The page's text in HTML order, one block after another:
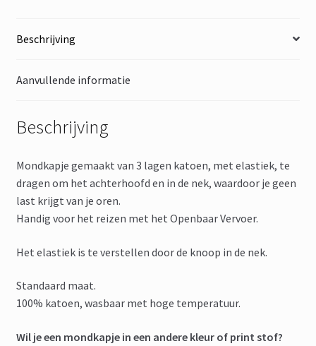
Beschrijving
Aanvullende informatie
Beschrijving
Mondkapje gemaakt van 3 lagen katoen, met elastiek, te
dragen om het achterhoofd en in de nek, waardoor je geen
last krijgt van je oren.
Handig voor het reizen met het Openbaar Vervoer.
Het elastiek is te verstellen door de knoop in de nek.
Standaard maat.
100% katoen, wasbaar met hoge temperatuur.
Wil je een mondkapje in een andere kleur of print stof?